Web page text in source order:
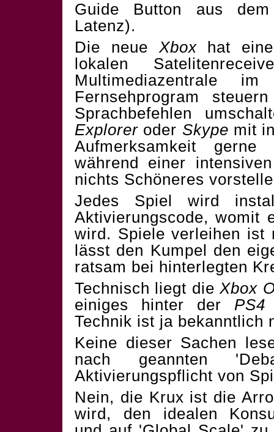
Guide Button aus
Latenz).
Die neueXboxhat
lokalen
Multimediazentrale
Fernsehprogram
Sprachbefehlen
Explorer oder Skype mit
Aufmerksamkeit
während einer
nichts Schöneres
Jedes Spiel wird
Aktivierungscode, womit
wird. Spiele verleihen ist
lässt den Kumpel den
ratsam bei hinterlegten
Technisch liegt dieXbox
einiges hinter der PS4
Technik ist ja
Keine dieser Sachen
nach geannten
Aktivierungspflicht von
Nein, die Krux ist die
wird, den idealen